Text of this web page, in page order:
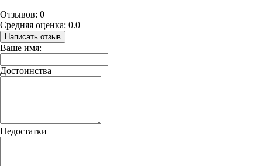
Отзывов: 0
Средняя оценка: 0.0
Написать отзыв
Ваше имя:
Достоинства
Недостатки